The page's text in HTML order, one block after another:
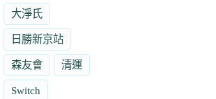
大淨氏
日勝新京站
森友會 清運
Switch